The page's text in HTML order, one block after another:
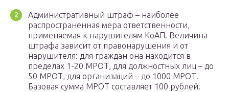
Административный штраф – наиболее
распространенная мера ответственности,
применяемая к нарушителям КоАП. Величина
штрафа зависит от правонарушения и от
нарушителя: для граждан она находится в
пределах 1-20 МРОТ, для должностных лиц – до
50 МРОТ, для организаций – до 1000 МРОТ.
Базовая сумма МРОТ составляет 100 рублей.